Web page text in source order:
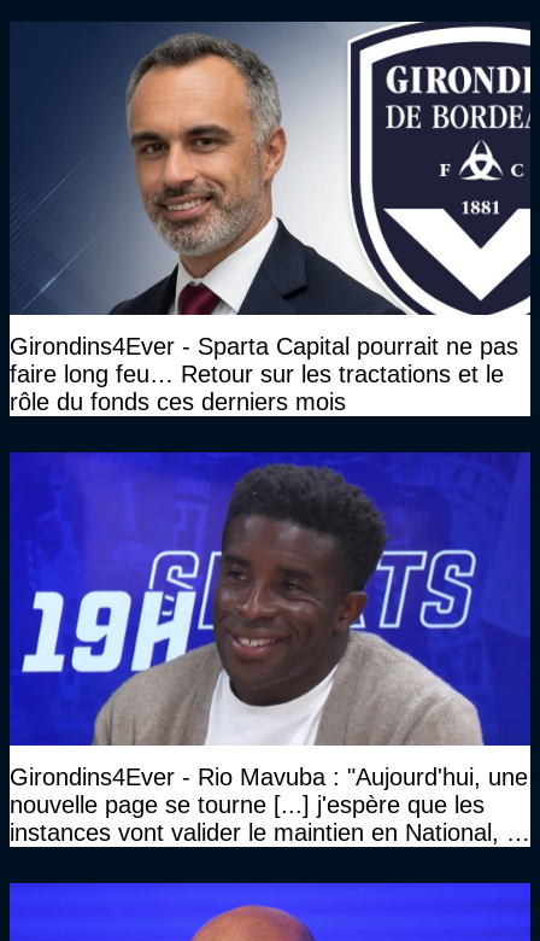
Girondins4Ever - Sparta Capital pourrait ne pas
faire long feu… Retour sur les tractations et le
rôle du fonds ces derniers mois
Girondins4Ever - Rio Mavuba : "Aujourd'hui, une
nouvelle page se tourne [...] j'espère que les
instances vont valider le maintien en National, et
haut niveau"